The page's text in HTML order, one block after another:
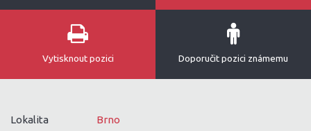
Vytisknout pozici Doporučit pozici známemu
Lokalita
Brno